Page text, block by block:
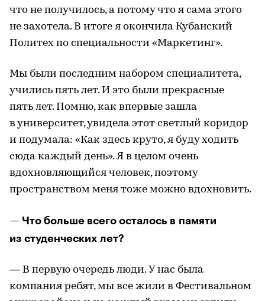
что не получилось, а потому что я сама этого
не захотела. В итоге я окончила Кубанский
Политех по специальности «Маркетинг».
Мы были последним набором специалитета,
учились пять лет. И это были прекрасные
пять лет. Помню, как впервые зашла
в университет, увидела этот светлый коридор
и подумала: «Как здесь круто, я буду ходить
сюда каждый день». Я в целом очень
вдохновляющийся человек, поэтому
пространством меня тоже можно вдохновить.
— Что больше всего осталось в памяти
из студенческих лет?
— В первую очередь люди. У нас была
компания ребят, мы все жили в Фестивальном